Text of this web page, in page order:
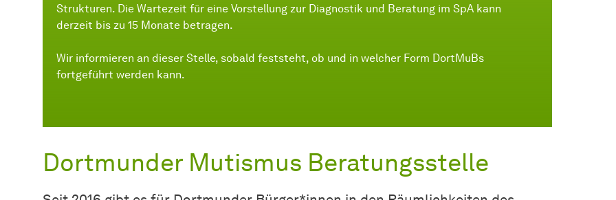
Strukturen. Die Wartezeit für eine Vorstellung zur Diagnostik und Beratung im SpA kann
derzeit bis zu 15 Monate betragen.
Wir informieren an dieser Stelle, sobald feststeht, ob und in welcher Form DortMuBs
fortgeführt werden kann.
Dortmunder Mutismus Beratungsstelle